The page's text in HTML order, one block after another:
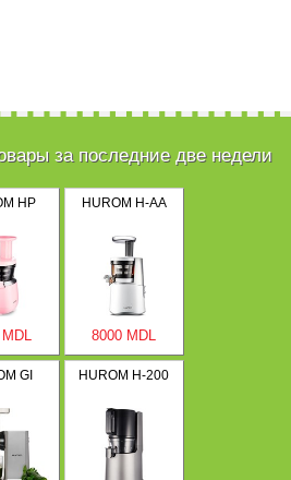
за последние две недели
HP HUROM H-AA
8000 MDL
GI HUROM H-200